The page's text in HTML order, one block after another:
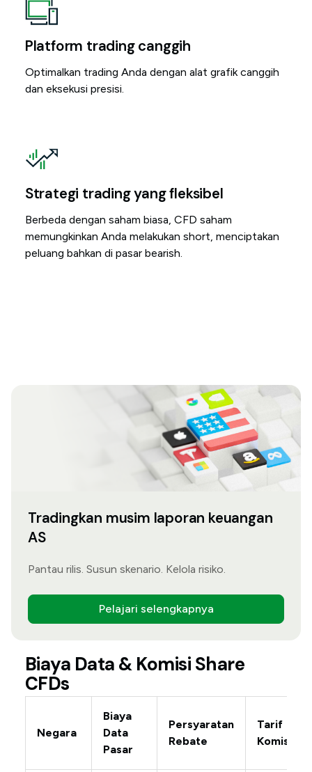
Platform trading canggih
Optimalkan trading Anda dengan alat grafik canggih
dan eksekusi presisi.
Strategi trading yang fleksibel
Berbeda dengan saham biasa, CFD saham
memungkinkan Anda melakukan short, menciptakan
peluang bahkan di pasar bearish.
Tradingkan musim laporan keuangan
AS
Pantau rilis. Susun skenario. Kelola risiko.
Pelajari selengkapnya
Biaya Data & Komisi Share
CFDs
Negara
Biaya
Data
Pasar
Persyaratan
Rebate
Tarif
Komisi